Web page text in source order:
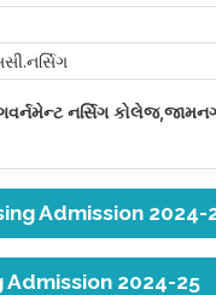
નર્સિગ
Admission 2024-
Admission 2024-25